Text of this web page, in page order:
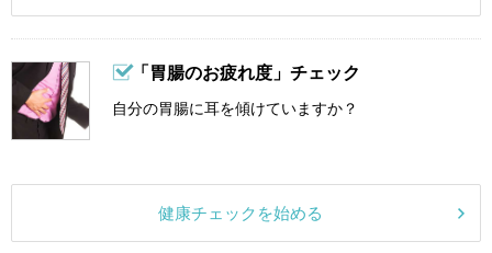
「胃腸のお疲れ度」チェック
自分の胃腸に耳を傾けていますか？
健康チェックを始める